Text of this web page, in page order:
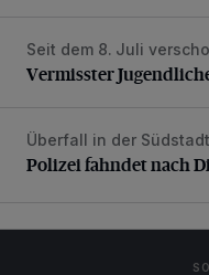
Vermisster
Seit dem 8. Juli
Vermisster
Polizei fahndet nach
Überfall in der Südstadt
Polizei fahndet nach